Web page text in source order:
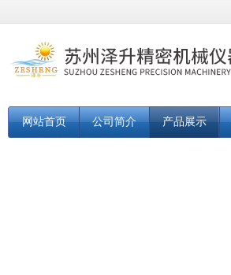
网站首页 公司简介 产品展示